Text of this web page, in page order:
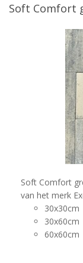
Soft Comfort
Soft Comfort
van het merk
30x30cm
30x60cm
60x60cm